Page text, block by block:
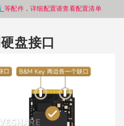
等配件，详细配置请查看配置清单
盘接口